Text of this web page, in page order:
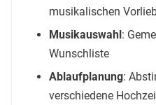
musikalischen
Musikauswahl:
Wunschliste
Ablaufplanung:
verschiedene